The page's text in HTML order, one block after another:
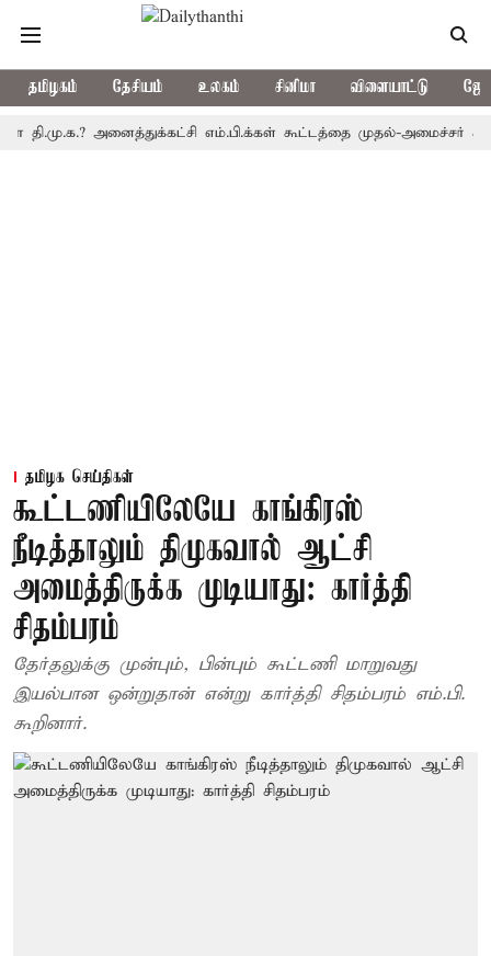
தமிழகம் தேசியம் உலகம் சினிமா விளையாட்டு
அனைத்துக்கட்சி எம்.பி.க்கள் கூட்டத்தை முதல்-அமைச்சர்
தமிழக செய்திகள்
கூட்டணியிலேயே காங்கிரஸ்
நீடித்தாலும் திமுகவால் ஆட்சி
அமைத்திருக்க முடியாது: கார்த்தி
சிதம்பரம்
தேர்தலுக்கு முன்பும், பின்பும் கூட்டணி மாறுவது
இயல்பான ஒன்றுதான் என்று கார்த்தி சிதம்பரம் எம்.பி.
கூறினார்.